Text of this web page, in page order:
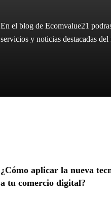
En el blog de Ecomvalue21
servicios y noticias destacadas
¿Cómo aplicar la nueva
a tu comercio digital?